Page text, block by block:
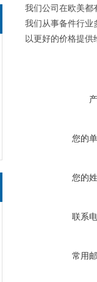
我们公司在欧美都
我们从事备件行业
以更好的价格提供
您的
您的
联系
常用